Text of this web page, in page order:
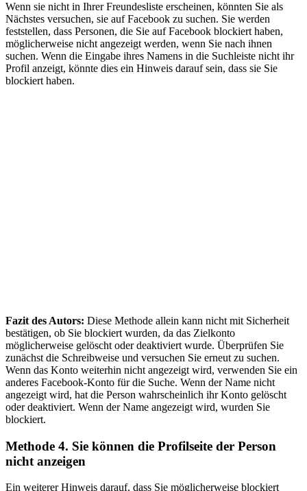
Wenn sie nicht in Ihrer Freundesliste erscheinen, könnten Sie als
Nächstes versuchen, sie auf Facebook zu suchen. Sie werden
feststellen, dass Personen, die Sie auf Facebook blockiert haben,
möglicherweise nicht angezeigt werden, wenn Sie nach ihnen
suchen. Wenn die Eingabe ihres Namens in die Suchleiste nicht ihr
Profil anzeigt, könnte dies ein Hinweis darauf sein, dass sie Sie
blockiert haben.
Fazit des Autors: Diese Methode allein kann nicht mit Sicherheit
bestätigen, ob Sie blockiert wurden, da das Zielkonto
möglicherweise gelöscht oder deaktiviert wurde. Überprüfen Sie
zunächst die Schreibweise und versuchen Sie erneut zu suchen.
Wenn das Konto weiterhin nicht angezeigt wird, verwenden Sie ein
anderes Facebook-Konto für die Suche. Wenn der Name nicht
angezeigt wird, hat die Person wahrscheinlich ihr Konto gelöscht
oder deaktiviert. Wenn der Name angezeigt wird, wurden Sie
blockiert.
Methode 4. Sie können die Profilseite der Person
nicht anzeigen
Ein weiterer Hinweis darauf, dass Sie möglicherweise blockiert